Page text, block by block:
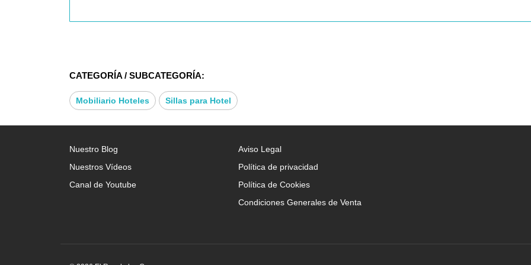
CATEGORÍA / SUBCATEGORÍA:
Mobiliario Hoteles Sillas para Hotel
Nuestro Blog
Nuestros Vídeos
Canal de Youtube
Aviso Legal
Política de privacidad
Política de Cookies
Condiciones Generales de Venta